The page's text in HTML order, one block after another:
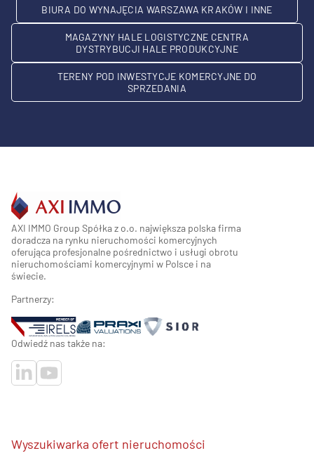
BIURA DO WYNAJĘCIA WARSZAWA KRAKÓW I INNE
MAGAZYNY HALE LOGISTYCZNE CENTRA
DYSTRYBUCJI HALE PRODUKCYJNE
TERENY POD INWESTYCJE KOMERCYJNE DO
SPRZEDANIA
AXI IMMO Group Spółka z o.o. największa polska firma
doradcza na rynku nieruchomości komercyjnych
oferująca profesjonalne pośrednictwo i usługi obrotu
nieruchomościami komercyjnymi w Polsce i na
świecie.
Partnerzy:
Odwiedź nas także na:
Wyszukiwarka ofert nieruchomości